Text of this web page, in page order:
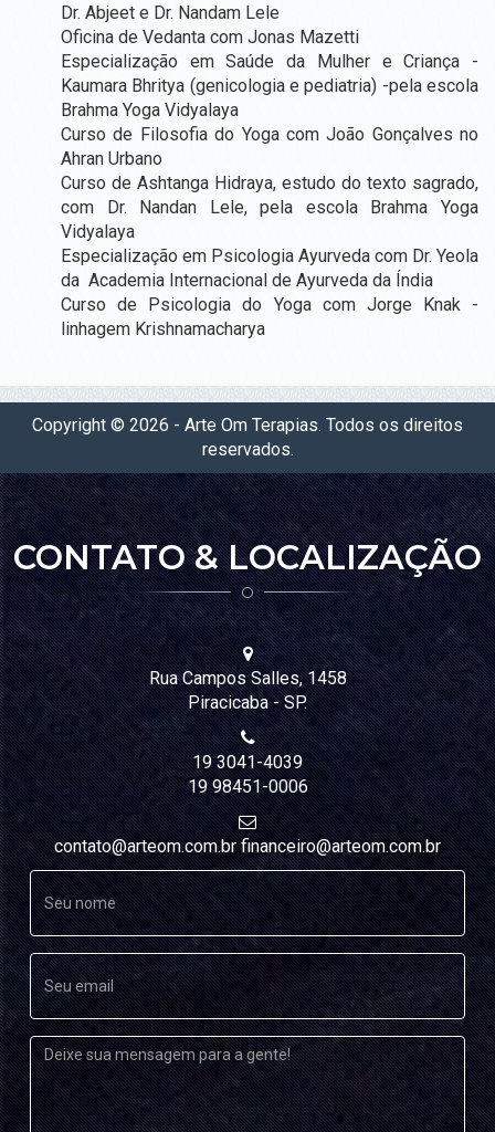
CONTATO
ESTAR
VISUALIZAÇÃO SISTÊMICA
PSICOTERAPIA TRADICIONAL
PSICOTERAPIA DO AYURVEDA
YOGA MASSAGEM AYURVEDICA
AROMATERAPIA
ASTROLOGIA VÉDICA
PROGRAMA DETOX PIRACICABA - PURIFICAÇÃO AYURVEDICA
REDE DE APOIO PRÉ E PÓS PARTO
YOGA
AULAS DE YOGA
YOGA PERSONAL
HORÁRIOS
PLANOS DE YOGA (PRESENCIAL E ONLINE)
AYURVEDA
O QUE É?
CONSULTAS AYURVEDA
PANCHAKARMA
PROCEDIMENTOS
Dr. Abjeet e Dr. Nandam Lele
Oficina de Vedanta com Jonas Mazetti
Especialização em Saúde da Mulher e Criança -
Kaumara Bhritya (genicologia e pediatria) -pela escola
Brahma Yoga Vidyalaya
Curso de Filosofia do Yoga com João Gonçalves no
Ahran Urbano
Curso de Ashtanga Hidraya, estudo do texto sagrado,
com Dr. Nandan Lele, pela escola Brahma Yoga
Vidyalaya
Especialização em Psicologia Ayurveda com Dr. Yeola
da Academia Internacional de Ayurveda da Índia
Curso de Psicologia do Yoga com Jorge Knak -
linhagem Krishnamacharya
Copyright © 2026 - Arte Om Terapias. Todos os direitos
reservados.
CONTATO & LOCALIZAÇÃO
Rua Campos Salles, 1458
Piracicaba - SP.
19 3041-4039
19 98451-0006
contato@arteom.com.br financeiro@arteom.com.br